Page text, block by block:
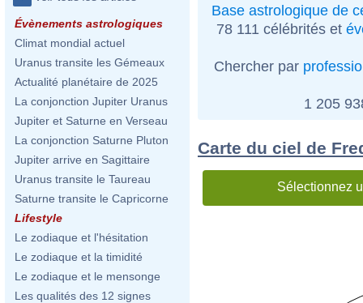
Évènements astrologiques
Climat mondial actuel
Uranus transite les Gémeaux
Actualité planétaire de 2025
La conjonction Jupiter Uranus
Jupiter et Saturne en Verseau
La conjonction Saturne Pluton
Jupiter arrive en Sagittaire
Uranus transite le Taureau
Saturne transite le Capricorne
Lifestyle
Le zodiaque et l'hésitation
Le zodiaque et la timidité
Le zodiaque et le mensonge
Les qualités des 12 signes
Base astrologique de
78 111 célébrités et
Chercher par
1 205
Carte du ciel de
Sélectionnez